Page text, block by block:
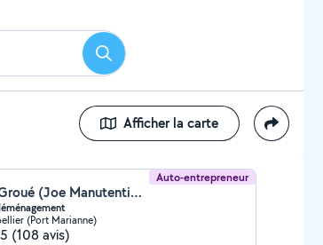
Rechercher
Afficher la carte
Auto-entrepreneur
Joe Groué (Joe Manutention)
(Port Marianne)
(108 avis)